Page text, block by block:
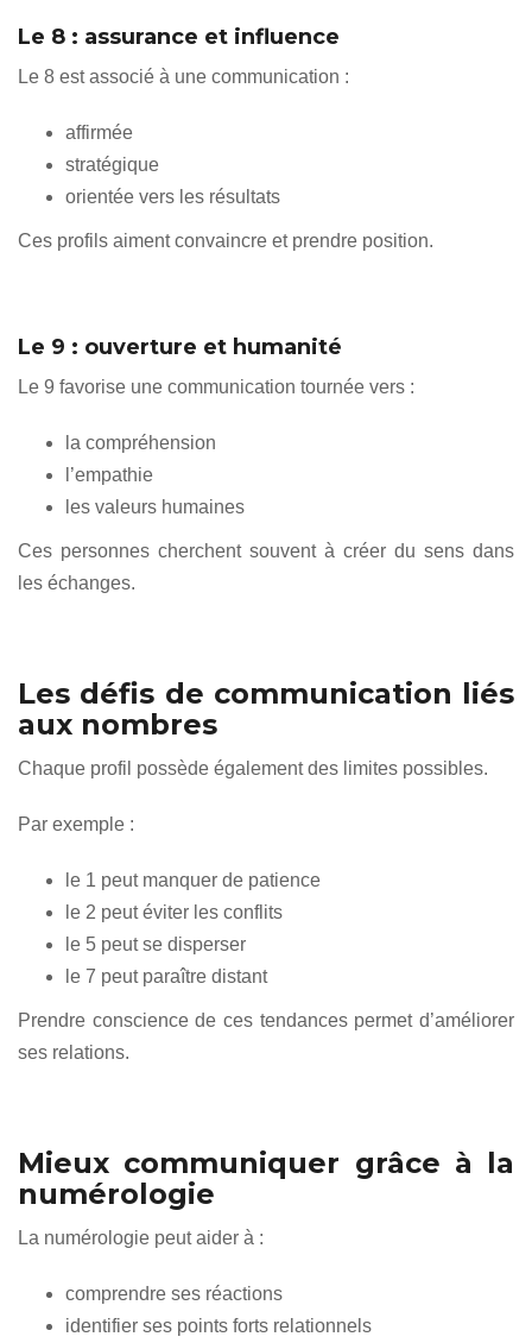
Le 8 : assurance et influence
Le 8 est associé à une communication :
affirmée
stratégique
orientée vers les résultats
Ces profils aiment convaincre et prendre position.
Le 9 : ouverture et humanité
Le 9 favorise une communication tournée vers :
la compréhension
l’empathie
les valeurs humaines
Ces personnes cherchent souvent à créer du sens dans
les échanges.
Les défis de communication liés
aux nombres
Chaque profil possède également des limites possibles.
Par exemple :
le 1 peut manquer de patience
le 2 peut éviter les conflits
le 5 peut se disperser
le 7 peut paraître distant
Prendre conscience de ces tendances permet d’améliorer
ses relations.
Mieux communiquer grâce à la
numérologie
La numérologie peut aider à :
comprendre ses réactions
identifier ses points forts relationnels